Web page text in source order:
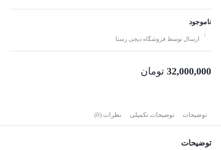
ناموجود
ارسال توسط فروشگاه دیجی رستا
32,000,000 تومان
توضیحات توضیحات تکمیلی نظرات (0)
توضیحات